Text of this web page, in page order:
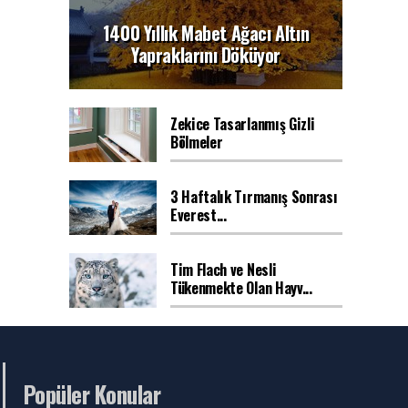
1400 Yıllık Mabet Ağacı Altın
Yapraklarını Döküyor
Zekice Tasarlanmış Gizli
Bölmeler
3 Haftalık Tırmanış Sonrası
Everest...
Tim Flach ve Nesli
Tükenmekte Olan Hayv...
Popüler Konular